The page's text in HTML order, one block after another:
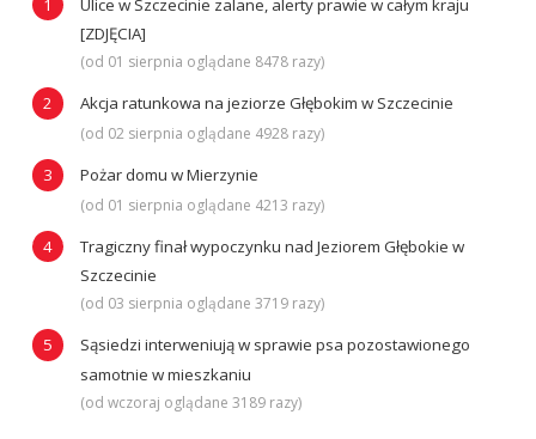
Ulice w Szczecinie zalane, alerty prawie w całym kraju
[ZDJĘCIA]
(od 01 sierpnia oglądane 8478 razy)
Akcja ratunkowa na jeziorze Głębokim w Szczecinie
(od 02 sierpnia oglądane 4928 razy)
Pożar domu w Mierzynie
(od 01 sierpnia oglądane 4213 razy)
Tragiczny finał wypoczynku nad Jeziorem Głębokie w
Szczecinie
(od 03 sierpnia oglądane 3719 razy)
Sąsiedzi interweniują w sprawie psa pozostawionego
samotnie w mieszkaniu
(od wczoraj oglądane 3189 razy)